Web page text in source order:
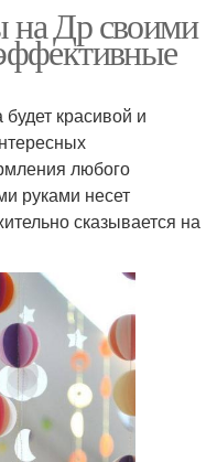
на Др своими
красивой и
любого
руками несет
сказывается на